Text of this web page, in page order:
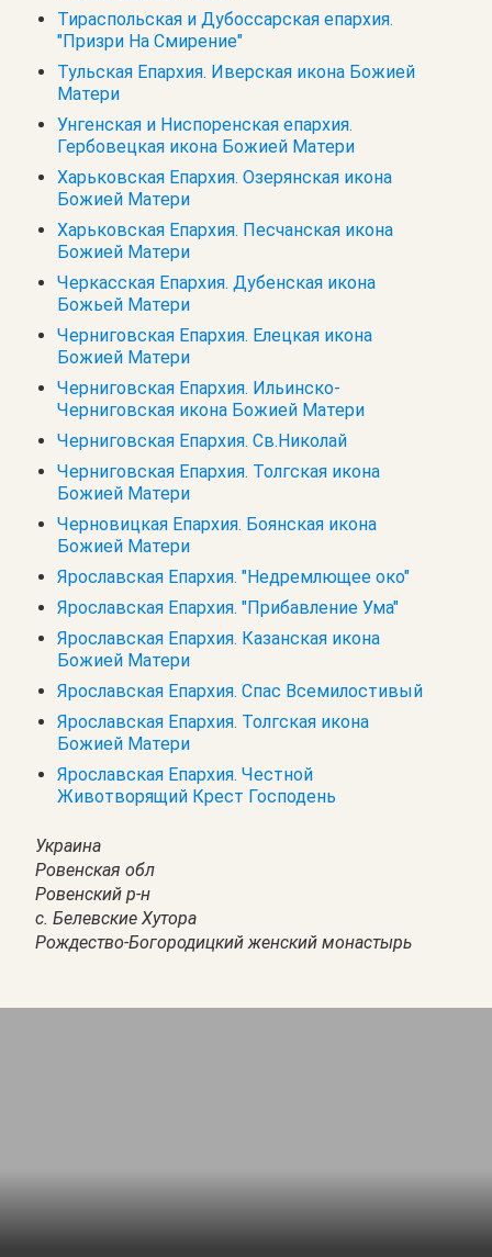
Тираспольская и Дубоссарская епархия.
"Призри На Смирение"
Тульская Епархия. Иверская икона Божией
Матери
Унгенская и Ниспоренская епархия.
Гербовецкая икона Божией Матери
Харьковская Епархия. Озерянская икона
Божией Матери
Харьковская Епархия. Песчанская икона
Божией Матери
Черкасская Епархия. Дубенская икона
Божьей Матери
Черниговская Епархия. Елецкая икона
Божией Матери
Черниговская Епархия. Ильинско-
Черниговская икона Божией Матери
Черниговская Епархия. Св.Николай
Черниговская Епархия. Толгская икона
Божией Матери
Черновицкая Епархия. Боянская икона
Божией Матери
Ярославская Епархия. "Недремлющее око"
Ярославская Епархия. "Прибавление Ума"
Ярославская Епархия. Казанская икона
Божией Матери
Ярославская Епархия. Спас Всемилостивый
Ярославская Епархия. Толгская икона
Божией Матери
Ярославская Епархия. Честной
Животворящий Крест Господень
Украина
Ровенская обл
Ровенский р-н
с. Белевские Хутора
Рождество-Богородицкий женский монастырь